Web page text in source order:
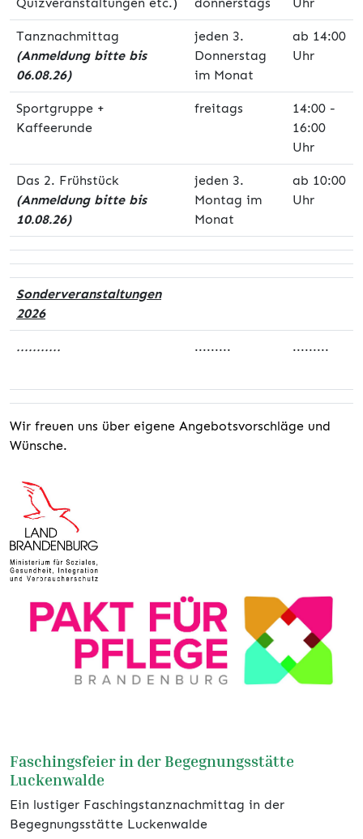
Quizveranstaltungen etc.)
donnerstags
Uhr
Tanznachmittag
(Anmeldung bitte bis
06.08.26)
jeden 3.
Donnerstag
im Monat
ab 14:00
Uhr
Sportgruppe +
Kaffeerunde
freitags
14:00 -
16:00
Uhr
Das 2. Frühstück
(Anmeldung bitte bis
10.08.26)
jeden 3.
Montag im
Monat
ab 10:00
Uhr
fsef
Sonderveranstaltungen
2026
........... ......... .........
Wir freuen uns über eigene Angebotsvorschläge und
Wünsche.
Faschingsfeier in der Begegnungsstätte
Luckenwalde
Ein lustiger Faschingstanznachmittag in der
Begegnungsstätte Luckenwalde